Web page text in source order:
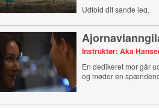
Udfold dit sande jeg.
Instruktør: Aka
En dedikeret mor går
og møder en